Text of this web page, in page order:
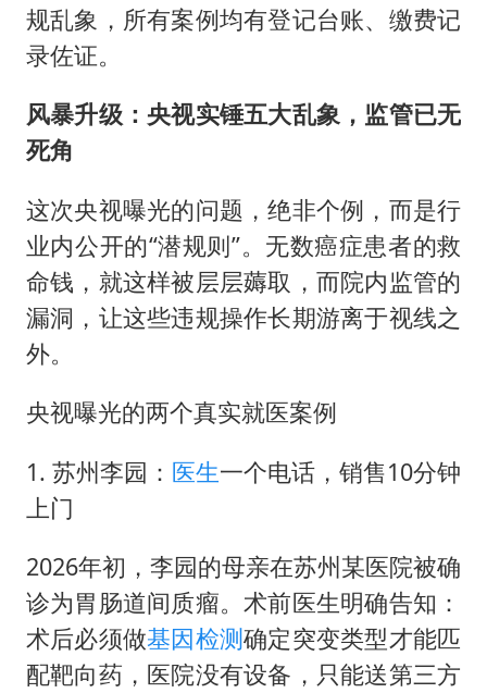
规乱象，所有案例均有登记台账、缴费记
录佐证。
风暴升级：央视实锤五大乱象，监管已无
死角
这次央视曝光的问题，绝非个例，而是行
业内公开的“潜规则”。无数癌症患者的救
命钱，就这样被层层薅取，而院内监管的
漏洞，让这些违规操作长期游离于视线之
外。
央视曝光的两个真实就医案例
1. 苏州李园： 医生一个电话，销售10分钟
上门
2026年初，李园的母亲在苏州某医院被确
诊为胃肠道间质瘤。术前医生明确告知：
术后必须做基因检测确定突变类型才能匹
配靶向药，医院没有设备，只能送第三方